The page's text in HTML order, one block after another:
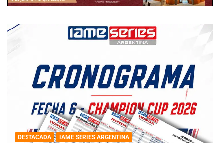
DESTACADA IAME SERIES ARGENTINA